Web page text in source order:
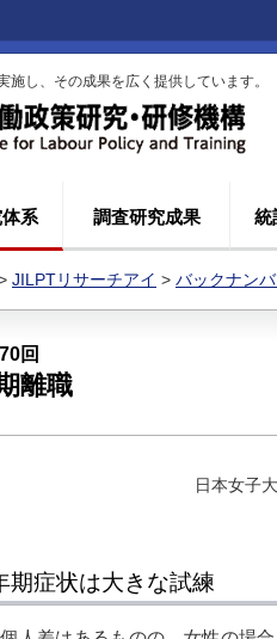
し、その成果を広く提供しています。
系 調査研究成果 統
JILPTリサーチアイ > バックナン
回
離職
日本女子
期症状は大きな試練